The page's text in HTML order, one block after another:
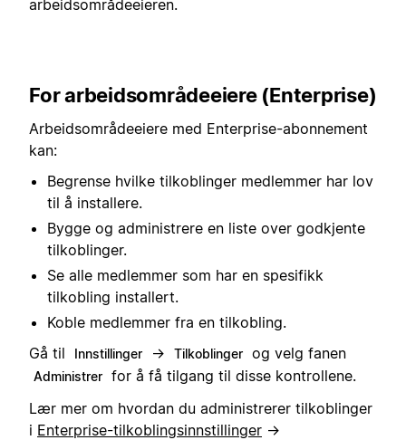
arbeidsområdeeieren.
For arbeidsområdeeiere (Enterprise)
Arbeidsområdeeiere med Enterprise-abonnement
kan:
Begrense hvilke tilkoblinger medlemmer har lov
til å installere.
Bygge og administrere en liste over godkjente
tilkoblinger.
Se alle medlemmer som har en spesifikk
tilkobling installert.
Koble medlemmer fra en tilkobling.
Gå til
Innstillinger → Tilkoblinger og velg fanen
Administrer for å få tilgang til disse kontrollene.
Lær mer om hvordan du administrerer tilkoblinger
i Enterprise-tilkoblingsinnstillinger →